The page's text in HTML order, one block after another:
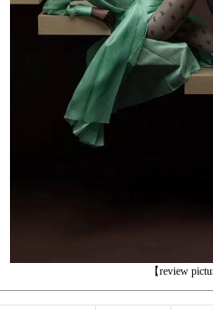
【review